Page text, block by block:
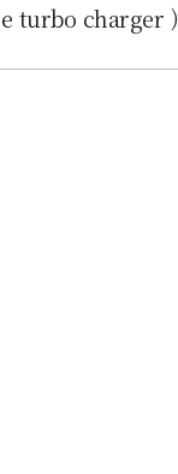
turbo charger )